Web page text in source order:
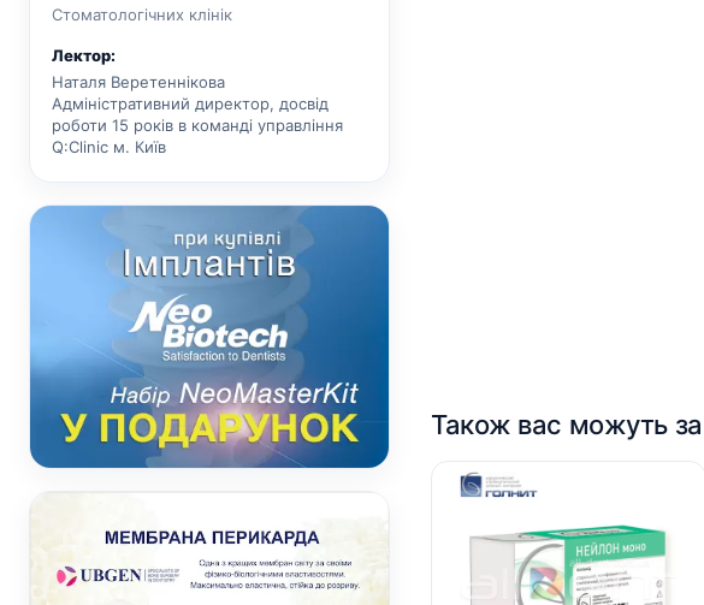
Стоматологічних клінік
Лектор:
Наталя Веретеннікова
Адміністративний директор, досвід
роботи 15 років в команді управління
Q:Clinic м. Київ
Також вас можуть